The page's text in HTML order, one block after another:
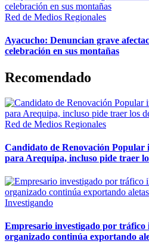
Red de Medios Regionales
Ayacucho: Denuncian grave
celebración en sus montañas
Recomendado
Red de Medios Regionales
Candidato de Renovación Popular
para Arequipa, incluso pide traer
Investigando
Empresario investigado por tráfico
organizado continúa exportando